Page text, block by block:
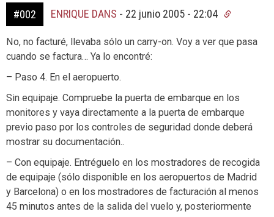
#002 ENRIQUE DANS - 22 junio 2005 - 22:04
No, no facturé, llevaba sólo un carry-on. Voy a ver que pasa
cuando se factura… Ya lo encontré:
– Paso 4. En el aeropuerto.
Sin equipaje. Compruebe la puerta de embarque en los
monitores y vaya directamente a la puerta de embarque
previo paso por los controles de seguridad donde deberá
mostrar su documentación..
– Con equipaje. Entréguelo en los mostradores de recogida
de equipaje (sólo disponible en los aeropuertos de Madrid
y Barcelona) o en los mostradores de facturación al menos
45 minutos antes de la salida del vuelo y, posteriormente